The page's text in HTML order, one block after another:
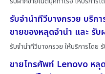
รับจำนำทีวีบางกรวย บริก
ขายของหลุดจำนำ และ รั
รับจำนำทีวีบางกรวย ให้บริการโดย
ขายโทรศัพท์ Lenovo หลุ